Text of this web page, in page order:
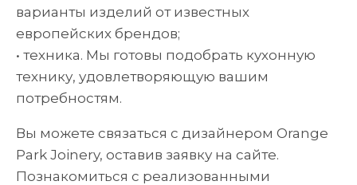
варианты изделий от известных
европейских брендов;
• техника. Мы готовы подобрать кухонную
технику, удовлетворяющую вашим
потребностям.
Вы можете связаться с дизайнером Orange
Park Joinery, оставив заявку на сайте.
Познакомиться с реализованными